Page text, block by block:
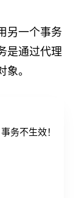
另一个事务
是通过代理
。
不生效！